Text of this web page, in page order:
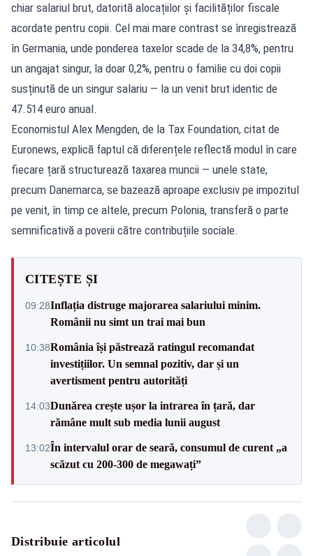
chiar salariul brut, datorită alocațiilor și facilităților fiscale
acordate pentru copii. Cel mai mare contrast se înregistrează
în Germania, unde ponderea taxelor scade de la 34,8%, pentru
un angajat singur, la doar 0,2%, pentru o familie cu doi copii
susținută de un singur salariu — la un venit brut identic de
47.514 euro anual.
Economistul Alex Mengden, de la Tax Foundation, citat de
Euronews, explică faptul că diferențele reflectă modul în care
fiecare țară structurează taxarea muncii — unele state,
precum Danemarca, se bazează aproape exclusiv pe impozitul
pe venit, în timp ce altele, precum Polonia, transferă o parte
semnificativă a poverii către contribuțiile sociale.
CITEȘTE ȘI
09:28Inflația distruge majorarea salariului minim.
Românii nu simt un trai mai bun
10:38România își păstrează ratingul recomandat
investițiilor. Un semnal pozitiv, dar și un
avertisment pentru autorități
14:03Dunărea crește ușor la intrarea în țară, dar
rămâne mult sub media lunii august
13:02În intervalul orar de seară, consumul de curent „a
scăzut cu 200-300 de megawați”
Distribuie articolul